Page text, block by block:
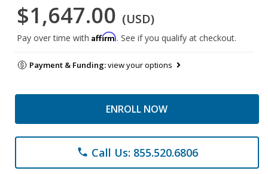
$1,647.00 (USD)
Pay over time with Affirm. See if you qualify at checkout.
Payment & Funding:view your options
ENROLL NOW
phone Call Us: 855.520.6806